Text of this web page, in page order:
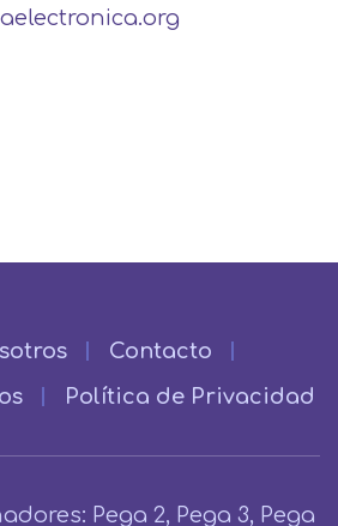
Contacto
Política de Privacidad